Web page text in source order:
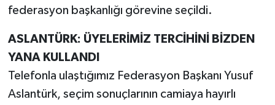
federasyon başkanlığı görevine seçildi.
ASLANTÜRK: ÜYELERİMİZ TERCİHİNİ BİZDEN
YANA KULLANDI
Telefonla ulaştığımız Federasyon Başkanı Yusuf
Aslantürk, seçim sonuçlarının camiaya hayırlı